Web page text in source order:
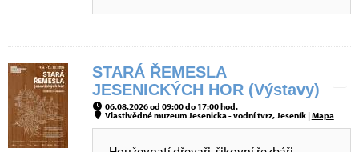
STARÁ ŘEMESLA
JESENICKÝCH HOR (Výstavy)
06.08.2026 od 09:00 do 17:00 hod.
Vlastivědné muzeum Jesenicka - vodní tvrz, Jeseník |Mapa